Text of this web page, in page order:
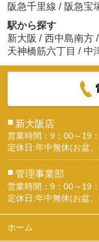
阪急千里線 / 阪急宝
駅から探す
新大阪 / 西中島南方 /
天神橋筋六丁目 / 中
■ 新大阪店
営業時間：9：00～19
定休日:年中無休(お盆、
■ 管理事業部
営業時間：9：00～19
定休日:年中無休(お盆、
ホーム